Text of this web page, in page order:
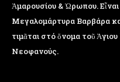
Ἁμαρουσίου & Ὠρωπου.
Μεγαλομάρτυρα Βαρβάρα
τιμᾶται στό ὄνομα τοῦ
Νεοφανούς.